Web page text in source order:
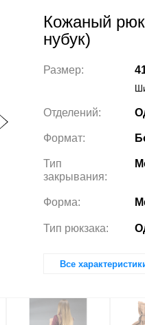
Кожаный
нубук)
Размер:
Отделений:
Формат:
Тип
закрывания:
Форма:
Тип рюкзака:
Все